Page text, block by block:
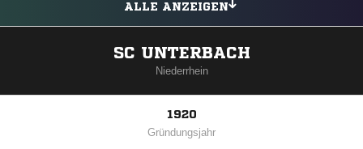
ALLE ANZEIGEN
SC UNTERBACH
Niederrhein
1920
Gründungsjahr